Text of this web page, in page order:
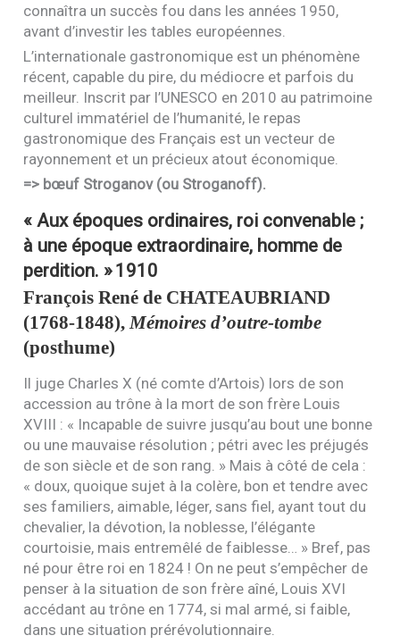
connaîtra un succès fou dans les années 1950,
avant d’investir les tables européennes.
L’internationale gastronomique est un phénomène
récent, capable du pire, du médiocre et parfois du
meilleur. Inscrit par l’UNESCO en 2010 au patrimoine
culturel immatériel de l’humanité, le repas
gastronomique des Français est un vecteur de
rayonnement et un précieux atout économique.
=> bœuf Stroganov (ou Stroganoff).
« Aux époques ordinaires, roi convenable ;
à une époque extraordinaire, homme de
perdition. »1910
François René de CHATEAUBRIAND
(1768-1848), Mémoires d’outre-tombe
(posthume)
Il juge Charles X (né comte d’Artois) lors de son
accession au trône à la mort de son frère Louis
XVIII : « Incapable de suivre jusqu’au bout une bonne
ou une mauvaise résolution ; pétri avec les préjugés
de son siècle et de son rang. » Mais à côté de cela :
« doux, quoique sujet à la colère, bon et tendre avec
ses familiers, aimable, léger, sans fiel, ayant tout du
chevalier, la dévotion, la noblesse, l’élégante
courtoisie, mais entremêlé de faiblesse… » Bref, pas
né pour être roi en 1824 ! On ne peut s’empêcher de
penser à la situation de son frère aîné, Louis XVI
accédant au trône en 1774, si mal armé, si faible,
dans une situation prérévolutionnaire.